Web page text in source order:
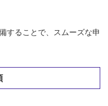
することで、スムーズな申